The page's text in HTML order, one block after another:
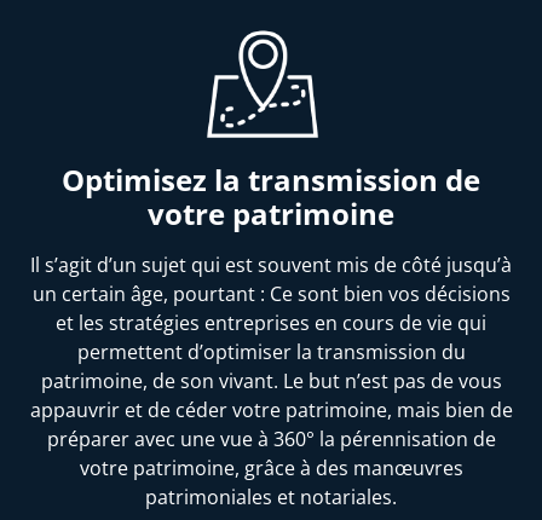
Optimisez la transmission de
votre patrimoine
Il s’agit d’un sujet qui est souvent mis de côté jusqu’à
un certain âge, pourtant : Ce sont bien vos décisions
et les stratégies entreprises en cours de vie qui
permettent d’optimiser la transmission du
patrimoine, de son vivant. Le but n’est pas de vous
appauvrir et de céder votre patrimoine, mais bien de
préparer avec une vue à 360° la pérennisation de
votre patrimoine, grâce à des manœuvres
patrimoniales et notariales.